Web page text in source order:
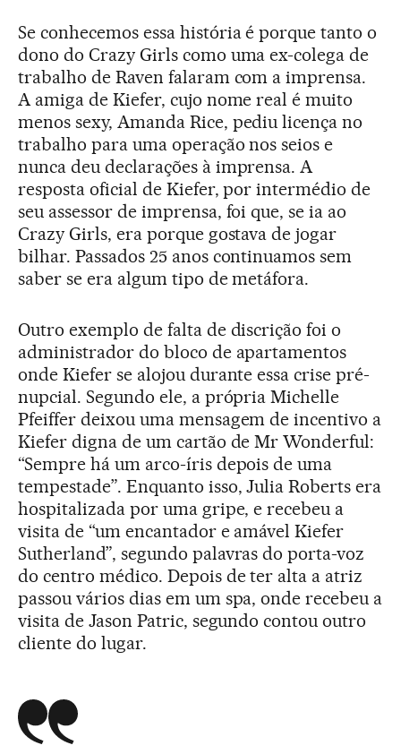
Se conhecemos essa história é porque tanto o
dono do Crazy Girls como uma ex-colega de
trabalho de Raven falaram com a imprensa.
A amiga de Kiefer, cujo nome real é muito
menos sexy, Amanda Rice, pediu licença no
trabalho para uma operação nos seios e
nunca deu declarações à imprensa. A
resposta oficial de Kiefer, por intermédio de
seu assessor de imprensa, foi que, se ia ao
Crazy Girls, era porque gostava de jogar
bilhar. Passados 25 anos continuamos sem
saber se era algum tipo de metáfora.
Outro exemplo de falta de discrição foi o
administrador do bloco de apartamentos
onde Kiefer se alojou durante essa crise pré-
nupcial. Segundo ele, a própria Michelle
Pfeiffer deixou uma mensagem de incentivo a
Kiefer digna de um cartão de Mr Wonderful:
“Sempre há um arco-íris depois de uma
tempestade”. Enquanto isso, Julia Roberts era
hospitalizada por uma gripe, e recebeu a
visita de “um encantador e amável Kiefer
Sutherland”, segundo palavras do porta-voz
do centro médico. Depois de ter alta a atriz
passou vários dias em um spa, onde recebeu a
visita de Jason Patric, segundo contou outro
cliente do lugar.